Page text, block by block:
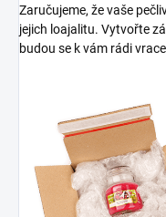
Zaručujeme, že vaše
jejich loajalitu. Vytvořte
budou se k vám rádi